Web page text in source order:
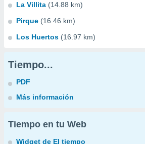
La Villita (14.88 km)
Pirque (16.46 km)
Los Huertos (16.97 km)
Tiempo...
PDF
Más información
Tiempo en tu Web
Widget de El tiempo